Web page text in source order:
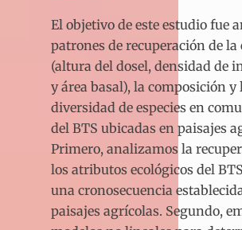
El objetivo de este estudio fue
patrones de recuperación de
(altura del dosel, densidad de
y área basal), la composición y
diversidad de especies en
del BTS ubicadas en paisajes
Primero, analizamos la
los atributos ecológicos del
una cronosecuencia
paisajes agrícolas. Segundo,